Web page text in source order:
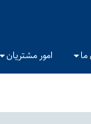
امور مشتریان